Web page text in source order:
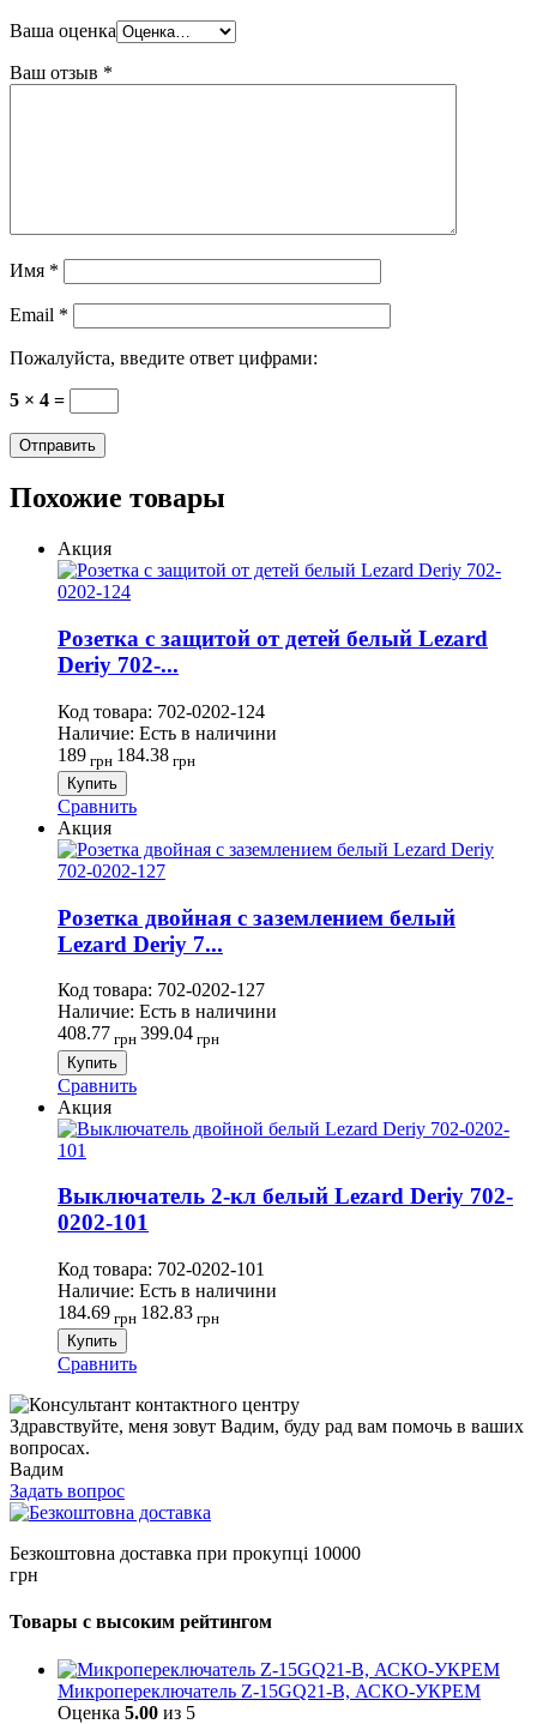
Ваша оценка
Ваш отзыв *
Имя *
Email *
Пожалуйста, введите ответ цифрами:
5 × 4 =
Похожие товары
Акция
Розетка с защитой от детей белый Lezard
Deriy 702-...
Код товара: 702-0202-124
Наличие: Есть в наличини
189 грн 184.38 грн
Купить
Сравнить
Акция
Розетка двойная с заземлением белый
Lezard Deriy 7...
Код товара: 702-0202-127
Наличие: Есть в наличини
408.77 грн 399.04 грн
Купить
Сравнить
Акция
Выключатель 2-кл белый Lezard Deriy 702-
0202-101
Код товара: 702-0202-101
Наличие: Есть в наличини
184.69 грн 182.83 грн
Купить
Сравнить
Здравствуйте, меня зовут Вадим, буду рад вам помочь в ваших
вопросах.
Вадим
Задать вопрос
Безкоштовна доставка при прокупці 10000
грн
Товары с высоким рейтингом
Микропереключатель Z-15GQ21-B, АСКО-УКРЕМ
Оценка 5.00 из 5